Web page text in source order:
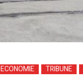
ECONOMIE TRIBUNE